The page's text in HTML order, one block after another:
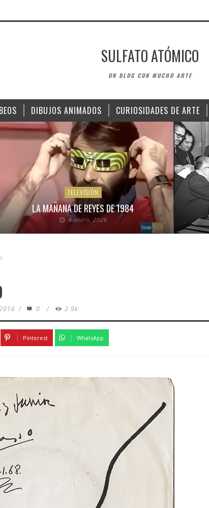
SULFATO ATÓMICO
UN BLOG CON MUCHO ARTE
DIBUJOS ANIMADOS CURIOSIDADES DE ARTE
TELEVISIÓN
LA MAÑANA DE REYES DE 1984
4 enero, 2026
/ 0 / 2.9k
Pinterest WhatsApp